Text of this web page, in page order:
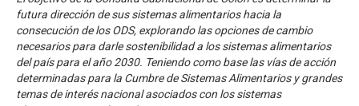
futura dirección de sus sistemas alimentarios hacia la
consecución de los ODS, explorando las opciones de cambio
necesarios para darle sostenibilidad a los sistemas alimentarios
del país para el año 2030. Teniendo como base las vías de acción
determinadas para la Cumbre de Sistemas Alimentarios y grandes
temas de interés nacional asociados con los sistemas